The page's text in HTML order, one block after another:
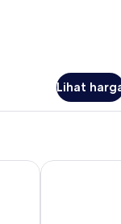
Lihat
Palace - All
The Land of